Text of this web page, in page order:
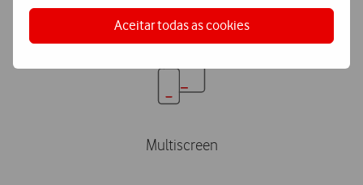
Aceitar todas as cookies
Multiscreen